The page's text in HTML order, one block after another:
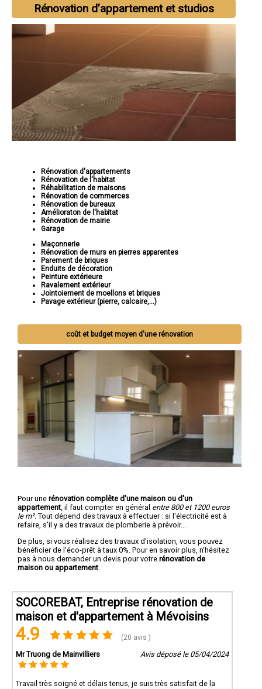
Rénovation d’appartement et studios
Rénovation d'appartements
Rénovation de l'habitat
Réhabilitation de maisons
Rénovation de commerces
Rénovation de bureaux
Amélioraton de l'habitat
Rénovation de mairie
Garage
Maçonnerie
Rénovation de murs en pierres apparentes
Parement de briques
Enduits de décoration
Peinture extérieure
Ravalement extérieur
Jointoiement de moellons et briques
Pavage extérieur (pierre, calcaire,...)
coût et budget moyen d'une rénovation
Pour une rénovation complête d'une maison ou d'un
appartement , il faut compter en général entre 800 et 1200 euros
le m². Tout dépend des travaux à effectuer : si l'électricité est à
refaire, s'il y a des travaux de plomberie à prévoir...
De plus, si vous réalisez des travaux d'isolation, vous pouvez
bénéficier de l'éco-prêt à taux 0%. Pour en savoir plus, n'hésitez
pas à nous demander un devis pour votre rénovation de
maison ou appartement
SOCOREBAT, Entreprise rénovation de
maison et d'appartement à Mévoisins
4.9 (20 avis )
Mr Truong de Mainvilliers Avis déposé le 05/04/2024
Travail très soigné et délais tenus, je suis très satisfait de la